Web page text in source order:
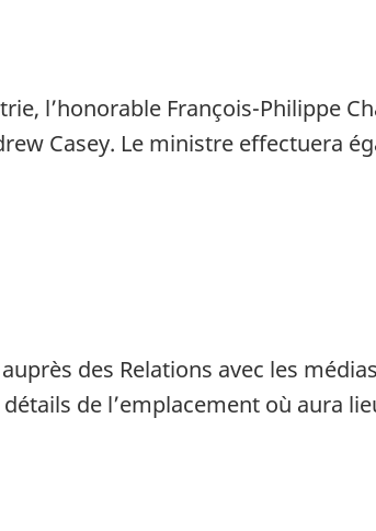
l’honorable François-Philippe
Casey. Le ministre effectuera
des Relations avec les médias
de l’emplacement où aura